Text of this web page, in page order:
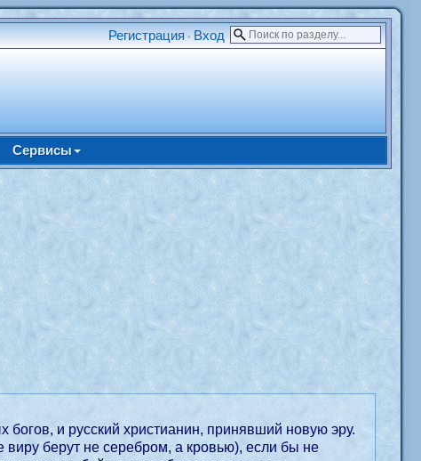
Регистрация • Вход
Сервисы
богов, и русский христианин, принявший новую эру.
берут не серебром, а кровью), если бы не